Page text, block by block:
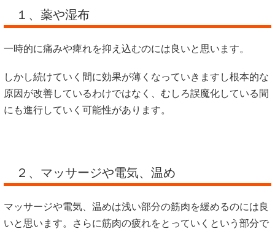
１、薬や湿布
一時的に痛みや痺れを抑え込むのには良いと思います。
しかし続けていく間に効果が薄くなっていきますし根本的な
原因が改善しているわけではなく、むしろ誤魔化している間
にも進行していく可能性があります。
２、マッサージや電気、温め
マッサージや電気、温めは浅い部分の筋肉を緩めるのには良
いと思います。さらに筋肉の疲れをとっていくという部分で